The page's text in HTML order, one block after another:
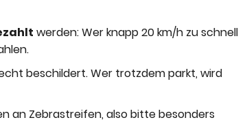
werden: Wer knapp 20 km/h zu schnell
beschildert. Wer trotzdem parkt, wird
an Zebrastreifen, also bitte besonders